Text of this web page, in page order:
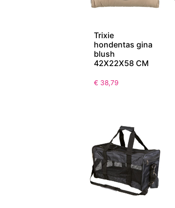
Trixie
hondentas gina
blush
42X22X58 CM
€ 38,79